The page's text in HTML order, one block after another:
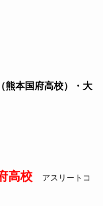
熊本国府高校）・大
高校 アスリートコ